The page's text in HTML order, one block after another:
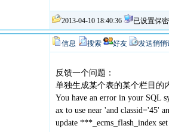
2013-04-10 18:40:36 已设置保密
信息 搜索 好友 发送悄悄
反馈一个问题：
单独生成某个表的某个栏目的
You have an error in your SQL
ax to use near 'and classid='45'
update ***_ecms_flash_index